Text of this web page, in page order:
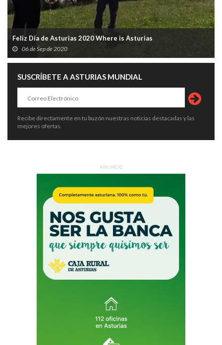
Feliz Día de Asturias 2020 Where is Asturias
06 de Sep de 2020
SUSCRÍBETE A ASTURIAS MUNDIAL
Recibe directamente en tu buzón nuestras noticias destacadas y las
mejores ofertas.
ANUNCIO